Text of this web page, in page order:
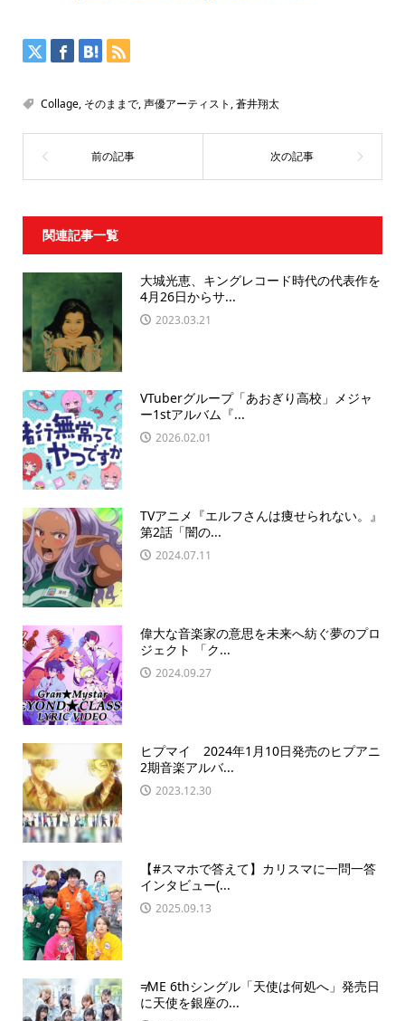
Collage, そのままで,声優アーティスト ,蒼井翔太
関連記事一覧
大城光恵、キングレコード時代の代表作を
4月26日からサ...
2023.03.21
VTuberグループ「あおぎり高校」メジャ
ー1stアルバム『...
2026.02.01
TVアニメ『エルフさんは痩せられない。』
第2話「闇の...
2024.07.11
偉大な音楽家の意思を未来へ紡ぐ夢のプロ
ジェクト 「ク...
2024.09.27
ヒプマイ 2024年1月10日発売のヒプアニ
2期音楽アルバ...
2023.12.30
【#スマホで答えて】カリスマに一問一答
インタビュー(...
2025.09.13
≠ME 6thシングル「天使は何処へ」発売日
に天使を銀座の...